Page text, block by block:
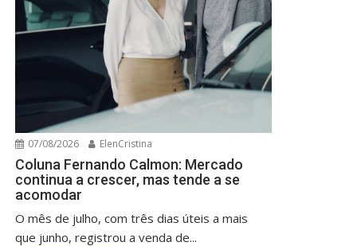
07/08/2026 ElenCristina
Coluna Fernando Calmon: Mercado
continua a crescer, mas tende a se
acomodar
O mês de julho, com três dias úteis a mais
que junho, registrou a venda de...